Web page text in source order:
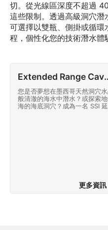
切。從光線區深度不超過
這些限制。透過高級洞穴潛
可選擇以雙瓶、側掛或循
程，個性化您的技術潛水體
Extended
您是否夢想在墨西哥天然洞穴
般清澈的海水中潛水？或探索
海的海底洞穴？成為一名 SSI 延
更多資訊